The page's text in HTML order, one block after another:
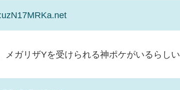
メガリザYを受けられる神ポケがいるらしい